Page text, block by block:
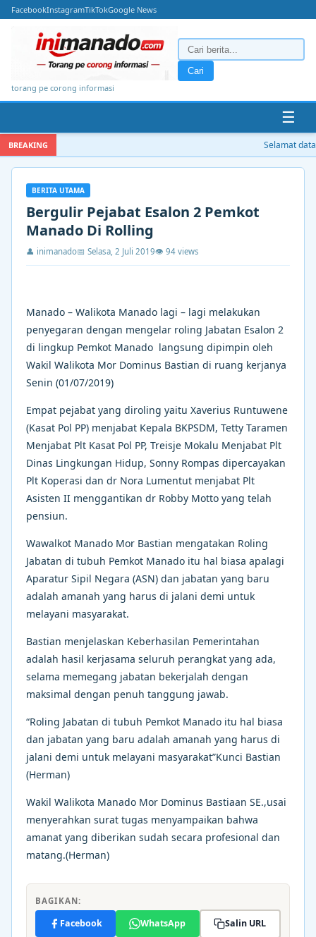
FacebookInstagramTikTokGoogle News
torang pe corong informasi
Cari
☰
BREAKING Selamat
BERITA UTAMA
Bergulir Pejabat Esalon 2 Pemkot
Manado Di Rolling
👤 inimanado📅 Selasa, 2 Juli 2019👁 94 views
Manado – Walikota Manado lagi – lagi melakukan
penyegaran dengan mengelar roling Jabatan Esalon 2
di lingkup Pemkot Manado langsung dipimpin oleh
Wakil Walikota Mor Dominus Bastian di ruang kerjanya
Senin (01/07/2019)
Empat pejabat yang diroling yaitu Xaverius Runtuwene
(Kasat Pol PP) menjabat Kepala BKPSDM, Tetty Taramen
Menjabat Plt Kasat Pol PP, Treisje Mokalu Menjabat Plt
Dinas Lingkungan Hidup, Sonny Rompas dipercayakan
Plt Koperasi dan dr Nora Lumentut menjabat Plt
Asisten II menggantikan dr Robby Motto yang telah
pensiun.
Wawalkot Manado Mor Bastian mengatakan Roling
Jabatan di tubuh Pemkot Manado itu hal biasa apalagi
Aparatur Sipil Negara (ASN) dan jabatan yang baru
adalah amanah yang harus di jalani demi untuk
melayani masyarakat.
Bastian menjelaskan Keberhasilan Pemerintahan
adalah hasil kerjasama seluruh perangkat yang ada,
selama memegang jabatan bekerjalah dengan
maksimal dengan penuh tanggung jawab.
“Roling Jabatan di tubuh Pemkot Manado itu hal biasa
dan jabatan yang baru adalah amanah yang harus di
jalani demi untuk melayani masyarakat”Kunci Bastian
(Herman)
Wakil Walikota Manado Mor Dominus Bastiaan SE.,usai
menyerahkan surat tugas menyampaikan bahwa
amanat yang diberikan sudah secara profesional dan
matang.(Herman)
BAGIKAN:
Facebook WhatsApp Salin URL